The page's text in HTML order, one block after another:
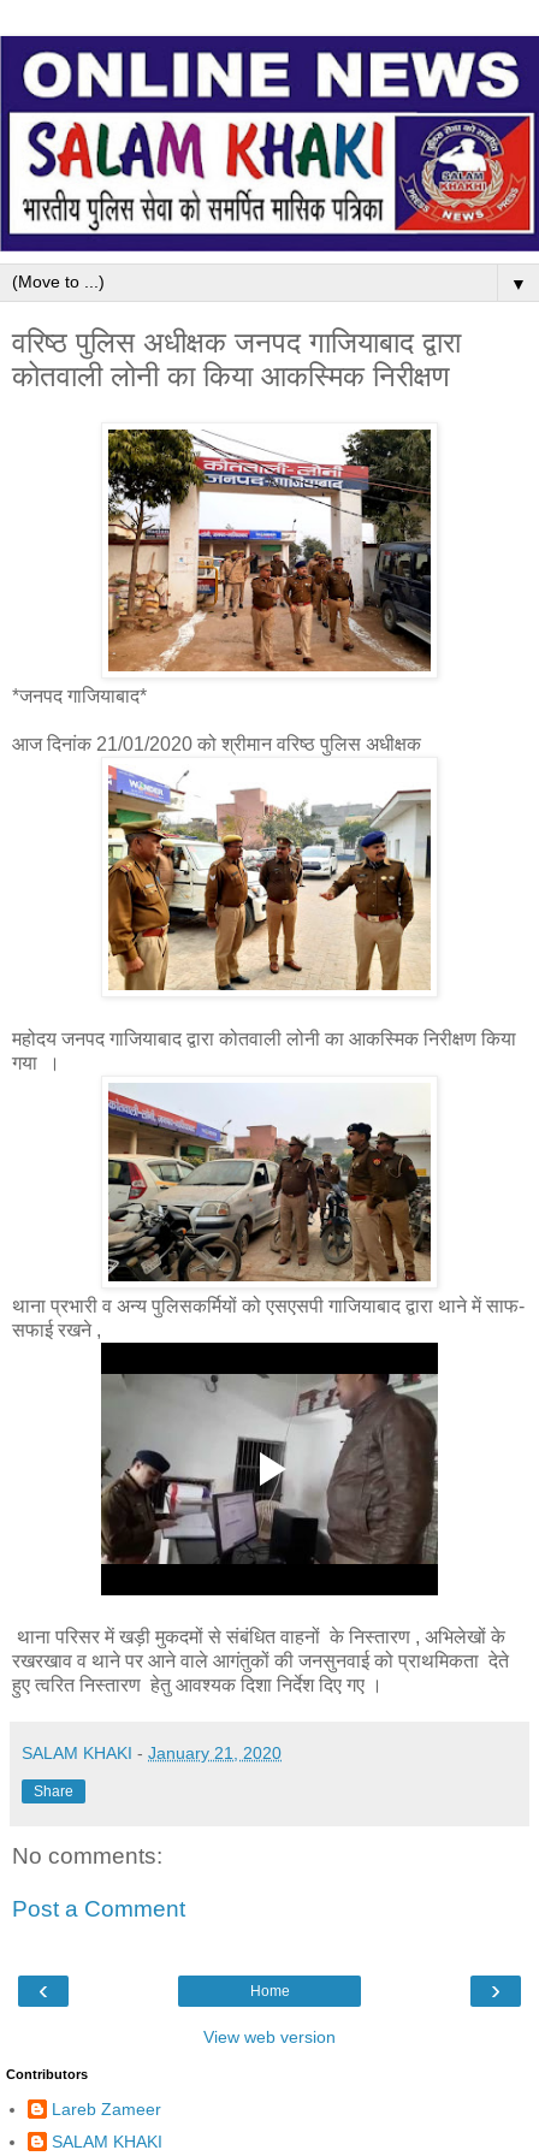
▼
वरिष्ठ पुलिस अधीक्षक जनपद गाजियाबाद द्वारा
कोतवाली लोनी का किया आकस्मिक निरीक्षण
*जनपद गाजियाबाद*
आज दिनांक 21/01/2020 को श्रीमान वरिष्ठ पुलिस अधीक्षक
महोदय जनपद गाजियाबाद द्वारा कोतवाली लोनी का आकस्मिक निरीक्षण किया
गया ।
थाना प्रभारी व अन्य पुलिसकर्मियों को एसएसपी गाजियाबाद द्वारा थाने में साफ-
सफाई रखने ,
थाना परिसर में खड़ी मुकदमों से संबंधित वाहनों के निस्तारण , अभिलेखों के
रखरखाव व थाने पर आने वाले आगंतुकों की जनसुनवाई को प्राथमिकता देते
हुए त्वरित निस्तारण हेतु आवश्यक दिशा निर्देश दिए गए ।
SALAM KHAKI - January 21, 2020
Share
No comments:
Post a Comment
‹ ›
Home
View web version
Contributors
Lareb Zameer
SALAM KHAKI